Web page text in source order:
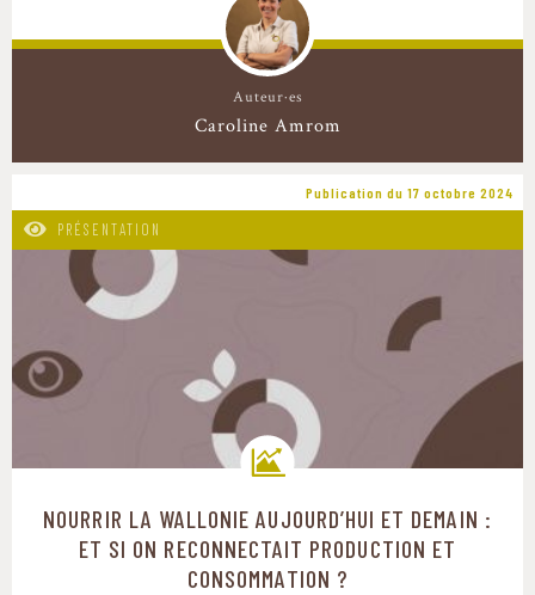
Auteur·es
Caroline Amrom
Publication du 17 octobre 2024
PRÉSENTATION
Trajectoires de transition
NOURRIR LA WALLONIE AUJOURD’HUI ET DEMAIN :
ET SI ON RECONNECTAIT PRODUCTION ET
CONSOMMATION ?